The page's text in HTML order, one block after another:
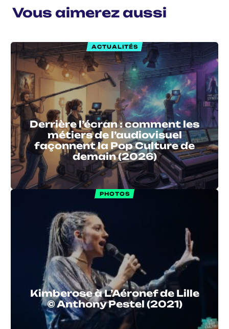
Vous aimerez aussi
ACTUALITÉS
Derrière l’écran : comment les
métiers de l’audiovisuel
façonnent la Pop Culture de
demain (2026)
PHOTOS
Kimberose à L’Aéronef de Lille
© Anthony Pestel (2021)